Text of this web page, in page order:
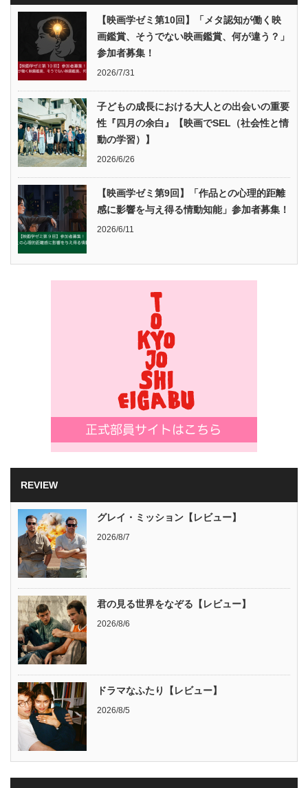
【映画学ゼミ第10回】「メタ認知が働く映
画鑑賞、そうでない映画鑑賞、何が違う？」
参加者募集！
2026/7/31
子どもの成長における大人との出会いの重要
性『四月の余白』【映画でSEL（社会性と情
動の学習）】
2026/6/26
【映画学ゼミ第9回】「作品との心理的距離
感に影響を与え得る情動知能」参加者募集！
2026/6/11
REVIEW
グレイ・ミッション【レビュー】
2026/8/7
君の見る世界をなぞる【レビュー】
2026/8/6
ドラマなふたり【レビュー】
2026/8/5